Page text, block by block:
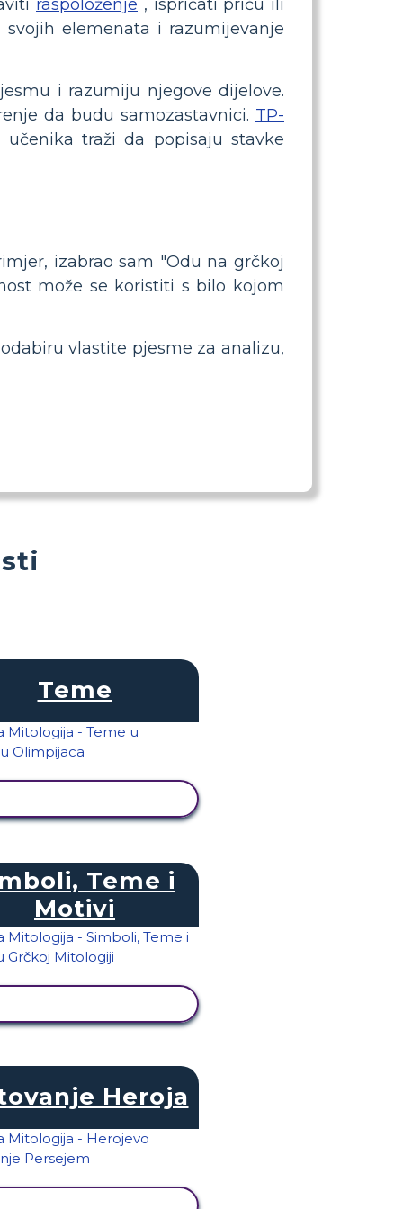
raspoloženje , ispričati priču ili
elemenata i razumijevanje
i razumiju njegove dijelove.
da budu samozastavnici. TP-
traži da popisaju stavke
izabrao sam "Odu na grčkoj
može se koristiti s bilo kojom
vlastite pjesme za analizu,
Teme
Teme i
Motivi
Heroja